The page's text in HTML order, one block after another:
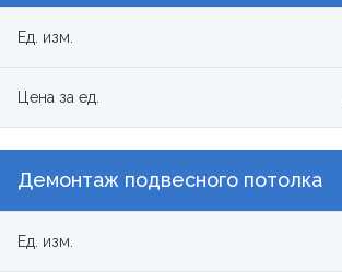
Ед. изм.
Цена за ед.
Демонтаж подвесного потолка
Ед. изм.